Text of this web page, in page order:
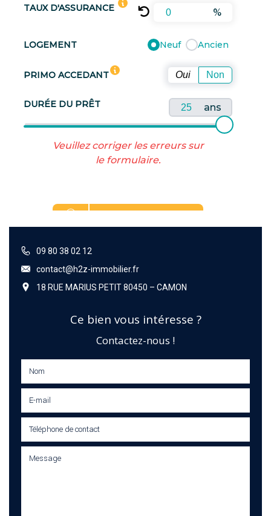
09 80 38 02 12
contact@h2z-immobilier.fr
18 RUE MARIUS PETIT 80450 – CAMON
Ce bien vous intéresse ?